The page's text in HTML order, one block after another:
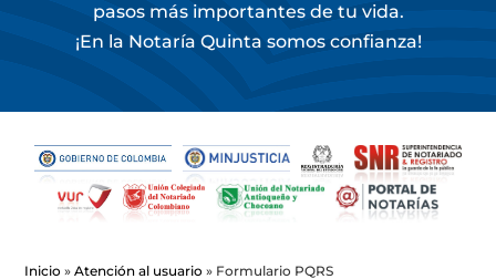
pasos más importantes de tu vida.
¡En la Notaría Quinta somos confianza!
Inicio »Atención al usuario » Formulario PQRS